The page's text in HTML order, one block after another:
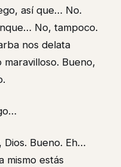
así que… No.
No, tampoco.
nos delata
Bueno,
Dios. Bueno. Eh…
mismo estás